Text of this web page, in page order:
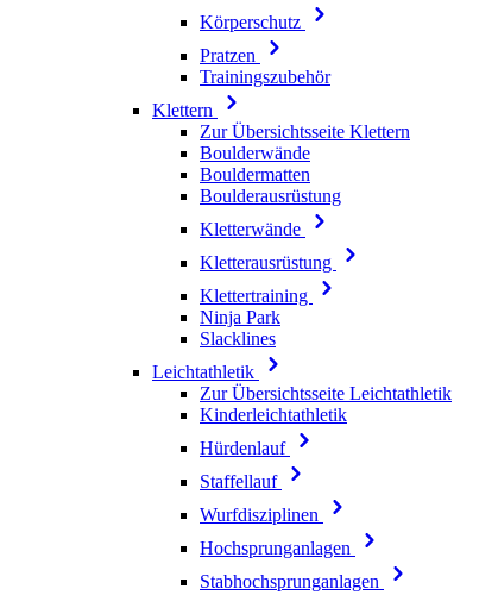
Körperschutz
Pratzen
Trainingszubehör
Klettern
Zur Übersichtsseite Klettern
Boulderwände
Bouldermatten
Boulderausrüstung
Kletterwände
Kletterausrüstung
Klettertraining
Ninja Park
Slacklines
Leichtathletik
Zur Übersichtsseite Leichtathletik
Kinderleichtathletik
Hürdenlauf
Staffellauf
Wurfdisziplinen
Hochsprunganlagen
Stabhochsprunganlagen